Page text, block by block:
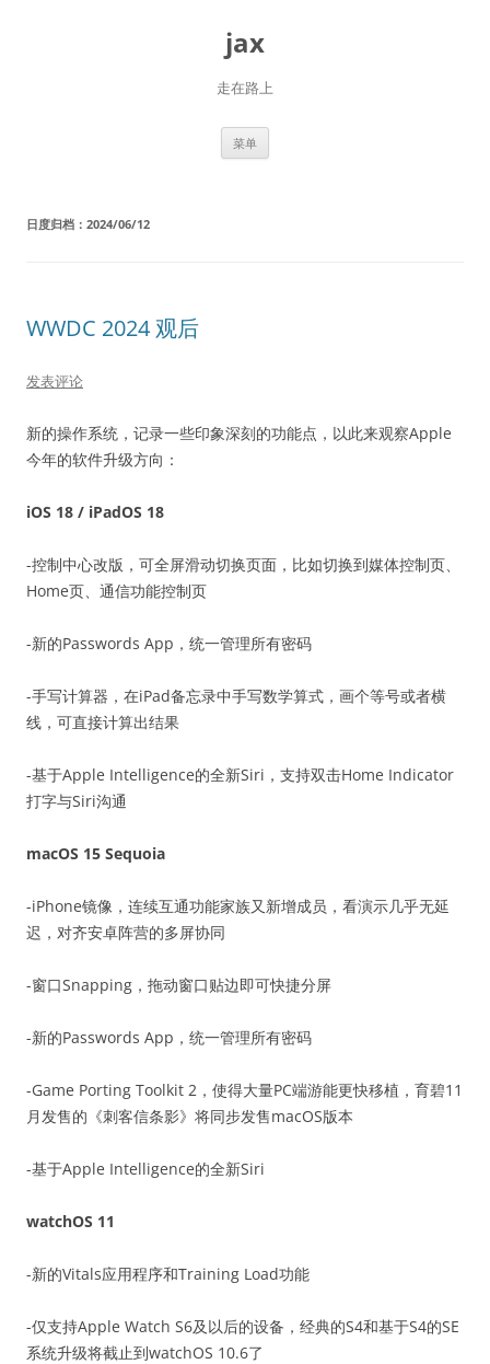
jax
走在路上
菜单
日度归档： 2024/06/12
WWDC 2024 观后
发表评论
新的操作系统，记录一些印象深刻的功能点，以此来观察Apple
今年的软件升级方向：
iOS 18 / iPadOS 18
-控制中心改版，可全屏滑动切换页面，比如切换到媒体控制页、
Home页、通信功能控制页
-新的Passwords App，统一管理所有密码
-手写计算器，在iPad备忘录中手写数学算式，画个等号或者横
线，可直接计算出结果
-基于Apple Intelligence的全新Siri，支持双击Home Indicator
打字与Siri沟通
macOS 15 Sequoia
-iPhone镜像，连续互通功能家族又新增成员，看演示几乎无延
迟，对齐安卓阵营的多屏协同
-窗口Snapping，拖动窗口贴边即可快捷分屏
-新的Passwords App，统一管理所有密码
-Game Porting Toolkit 2，使得大量PC端游能更快移植，育碧11
月发售的《刺客信条影》将同步发售macOS版本
-基于Apple Intelligence的全新Siri
watchOS 11
-新的Vitals应用程序和Training Load功能
-仅支持Apple Watch S6及以后的设备，经典的S4和基于S4的SE
系统升级将截止到watchOS 10.6了